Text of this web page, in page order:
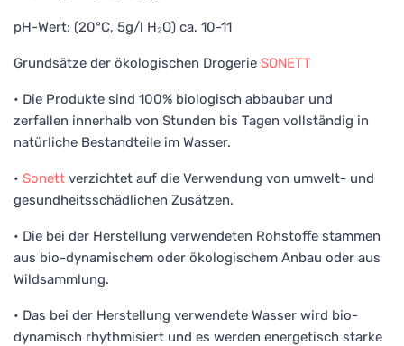
pH-Wert: (20°C, 5g/l H₂O) ca. 10-11
Grundsätze der ökologischen Drogerie SONETT
• Die Produkte sind 100% biologisch abbaubar und
zerfallen innerhalb von Stunden bis Tagen vollständig in
natürliche Bestandteile im Wasser.
• Sonett verzichtet auf die Verwendung von umwelt- und
gesundheitsschädlichen Zusätzen.
• Die bei der Herstellung verwendeten Rohstoffe stammen
aus bio-dynamischem oder ökologischem Anbau oder aus
Wildsammlung.
• Das bei der Herstellung verwendete Wasser wird bio-
dynamisch rhythmisiert und es werden energetisch starke